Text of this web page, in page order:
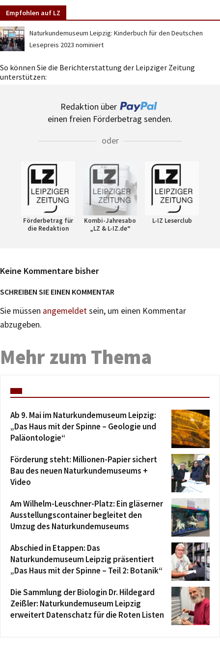
Empfohlen auf LZ
Naturkundemuseum Leipzig: Kinderbuch für den Deutschen
Lesepreis 2023 nominiert
So können Sie die Berichterstattung der Leipziger Zeitung
unterstützen:
Redaktion über
einen freien Förderbetrag senden.
oder
Förderbetrag für
die Redaktion
Kombi-Jahresabo
„LZ & L-IZ.de“
L-IZ Leserclub
Keine Kommentare bisher
SCHREIBEN SIE EINEN KOMMENTAR
Sie müssen angemeldetsein, um einen Kommentar
abzugeben.
Mehr zum Thema
Ab 9. Mai im Naturkundemuseum Leipzig:
„Das Haus mit der Spinne – Geologie und
Paläontologie“
Förderung steht: Millionen-Papier sichert
Bau des neuen Naturkundemuseums +
Video
Am Wilhelm-Leuschner-Platz: Ein gläserner
Ausstellungscontainer begleitet den
Umzug des Naturkundemuseums
Abschied in Etappen: Das
Naturkundemuseum Leipzig präsentiert
„Das Haus mit der Spinne – Teil 2: Botanik“
Die Sammlung der Biologin Dr. Hildegard
Zeißler: Naturkundemuseum Leipzig
erweitert Datenschatz für die Roten Listen